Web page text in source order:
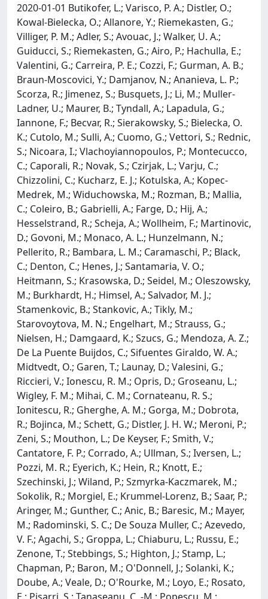
2020-01-01 Butikofer, L.; Varisco, P. A.; Distler, O.;
Kowal-Bielecka, O.; Allanore, Y.; Riemekasten, G.;
Villiger, P. M.; Adler, S.; Avouac, J.; Walker, U. A.;
Guiducci, S.; Riemekasten, G.; Airo, P.; Hachulla, E.;
Valentini, G.; Carreira, P. E.; Cozzi, F.; Gurman, A. B.;
Braun-Moscovici, Y.; Damjanov, N.; Ananieva, L. P.;
Scorza, R.; Jimenez, S.; Busquets, J.; Li, M.; Muller-
Ladner, U.; Maurer, B.; Tyndall, A.; Lapadula, G.;
Iannone, F.; Becvar, R.; Sierakowsky, S.; Bielecka, O.
K.; Cutolo, M.; Sulli, A.; Cuomo, G.; Vettori, S.; Rednic,
S.; Nicoara, I.; Vlachoyiannopoulos, P.; Montecucco,
C.; Caporali, R.; Novak, S.; Czirjak, L.; Varju, C.;
Chizzolini, C.; Kucharz, E. J.; Kotulska, A.; Kopec-
Medrek, M.; Widuchowska, M.; Rozman, B.; Mallia,
C.; Coleiro, B.; Gabrielli, A.; Farge, D.; Hij, A.;
Hesselstrand, R.; Scheja, A.; Wollheim, F.; Martinovic,
D.; Govoni, M.; Monaco, A. L.; Hunzelmann, N.;
Pellerito, R.; Bambara, L. M.; Caramaschi, P.; Black,
C.; Denton, C.; Henes, J.; Santamaria, V. O.;
Heitmann, S.; Krasowska, D.; Seidel, M.; Oleszowsky,
M.; Burkhardt, H.; Himsel, A.; Salvador, M. J.;
Stamenkovic, B.; Stankovic, A.; Tikly, M.;
Starovoytova, M. N.; Engelhart, M.; Strauss, G.;
Nielsen, H.; Damgaard, K.; Szucs, G.; Mendoza, A. Z.;
De La Puente Buijdos, C.; Sifuentes Giraldo, W. A.;
Midtvedt, O.; Garen, T.; Launay, D.; Valesini, G.;
Riccieri, V.; Ionescu, R. M.; Opris, D.; Groseanu, L.;
Wigley, F. M.; Mihai, C. M.; Cornateanu, R. S.;
Ionitescu, R.; Gherghe, A. M.; Gorga, M.; Dobrota,
R.; Bojinca, M.; Schett, G.; Distler, J. H. W.; Meroni, P.;
Zeni, S.; Mouthon, L.; De Keyser, F.; Smith, V.;
Cantatore, F. P.; Corrado, A.; Ullman, S.; Iversen, L.;
Pozzi, M. R.; Eyerich, K.; Hein, R.; Knott, E.;
Szechinski, J.; Wiland, P.; Szmyrka-Kaczmarek, M.;
Sokolik, R.; Morgiel, E.; Krummel-Lorenz, B.; Saar, P.;
Aringer, M.; Gunther, C.; Anic, B.; Baresic, M.; Mayer,
M.; Radominski, S. C.; De Souza Muller, C.; Azevedo,
V. F.; Agachi, S.; Groppa, L.; Chiaburu, L.; Russu, E.;
Zenone, T.; Stebbings, S.; Highton, J.; Stamp, L.;
Chapman, P.; Baron, M.; O'Donnell, J.; Solanki, K.;
Doube, A.; Veale, D.; O'Rourke, M.; Loyo, E.; Rosato,